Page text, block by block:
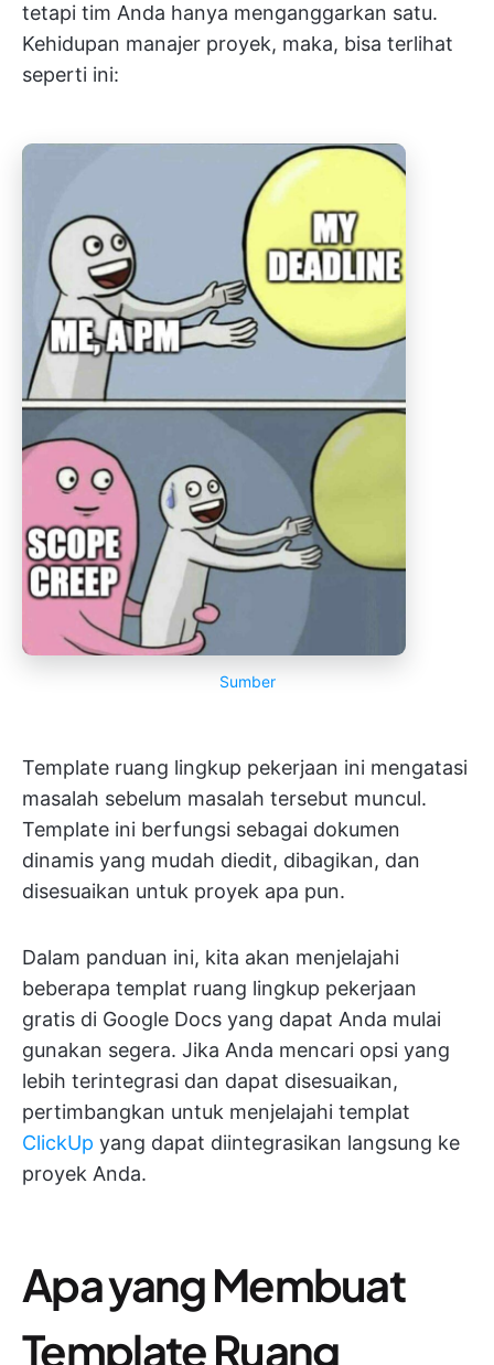
tetapi tim Anda hanya menganggarkan satu.
Kehidupan manajer proyek, maka, bisa terlihat
seperti ini:
Sumber
Template ruang lingkup pekerjaan ini mengatasi
masalah sebelum masalah tersebut muncul.
Template ini berfungsi sebagai dokumen
dinamis yang mudah diedit, dibagikan, dan
disesuaikan untuk proyek apa pun.
Dalam panduan ini, kita akan menjelajahi
beberapa templat ruang lingkup pekerjaan
gratis di Google Docs yang dapat Anda mulai
gunakan segera. Jika Anda mencari opsi yang
lebih terintegrasi dan dapat disesuaikan,
pertimbangkan untuk menjelajahi templat
ClickUp yang dapat diintegrasikan langsung ke
proyek Anda.
Apa yang Membuat
Template Ruang